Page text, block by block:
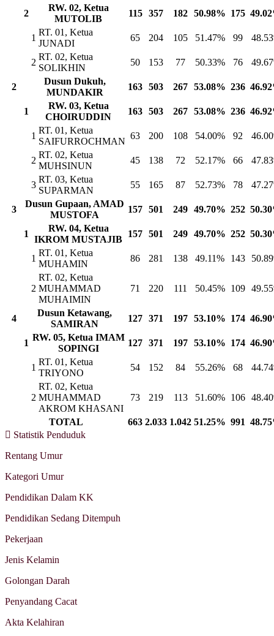
2
RW. 02, Ketua
MUTOLIB
115 357 182 50.98% 175
1
RT. 01, Ketua
JUNADI
65 204 105 51.47% 99
2
RT. 02, Ketua
SOLIKHIN
50 153 77 50.33% 76
2
Dusun Dukuh,
MUNDAKIR
163 503 267 53.08% 236
1
RW. 03, Ketua
CHOIRUDDIN
163 503 267 53.08% 236
1
RT. 01, Ketua
SAIFURROCHMAN
63 200 108 54.00% 92
2
RT. 02, Ketua
MUHSINUN
45 138 72 52.17% 66
3
RT. 03, Ketua
SUPARMAN
55 165 87 52.73% 78
3
Dusun Gupaan, AMAD
MUSTOFA
157 501 249 49.70% 252
1
RW. 04, Ketua
IKROM MUSTAJIB
157 501 249 49.70% 252
1
RT. 01, Ketua
MUHAMIN
86 281 138 49.11% 143
2
RT. 02, Ketua
MUHAMMAD
MUHAIMIN
71 220 111 50.45% 109
4
Dusun Ketawang,
SAMIRAN
127 371 197 53.10% 174
1
RW. 05, Ketua IMAM
SOPINGI
127 371 197 53.10% 174
1
RT. 01, Ketua
TRIYONO
54 152 84 55.26% 68
2
RT. 02, Ketua
MUHAMMAD
AKROM KHASANI
73 219 113 51.60% 106
TOTAL 663 2.033 1.042 51.25% 991
Statistik Penduduk
Rentang Umur
Kategori Umur
Pendidikan Dalam KK
Pendidikan Sedang Ditempuh
Pekerjaan
Jenis Kelamin
Golongan Darah
Penyandang Cacat
Akta Kelahiran